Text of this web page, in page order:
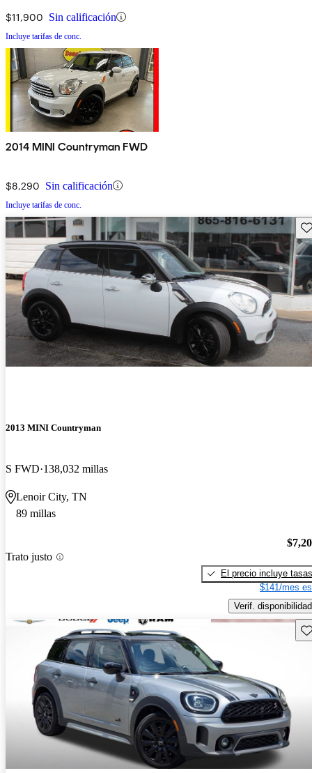
$11,900 Sin calificación
Incluye tarifas de conc.
2014 MINI Countryman FWD
$8,290 Sin calificación
Incluye tarifas de conc.
2013 MINI Countryman
S FWD 138,032 millas
Lenoir City, TN
89 millas
Trato justo
El precio incluye tasas
$141/mes
Verif. disponibilidad